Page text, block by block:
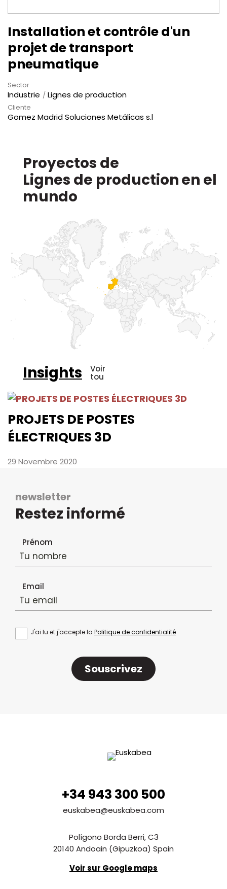
Installation et contrôle d'un
projet de transport
pneumatique
Sector
Industrie Lignes de production
Cliente
Gomez Madrid Soluciones Metálicas s.l
Proyectos de
en el
mundo
Insights Voir
tou
PROJETS DE POSTES
ÉLECTRIQUES 3D
29 Novembre 2020
newsletter
Restez informé
Formulaire d'inscription à la newsletter
Prénom
Email
J'ai lu et j'accepte la Politique de confidentialité
Souscrivez
+34 943 300 500
euskabea@euskabea.com
Polígono Borda Berri, C3
20140 Andoain (Gipuzkoa) Spain
Voir sur Google maps